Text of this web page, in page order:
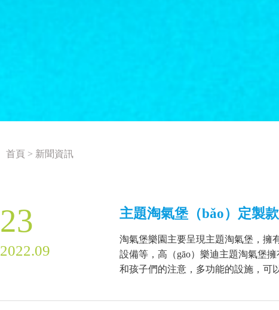
首頁 > 新聞資訊
23
2022.09
主題淘氣堡（bǎo）定製
淘氣堡樂園主要呈現主題淘氣堡，擁
設備等，高（gāo）樂迪主題淘氣堡
和孩子們的注意，多功能的設施，可